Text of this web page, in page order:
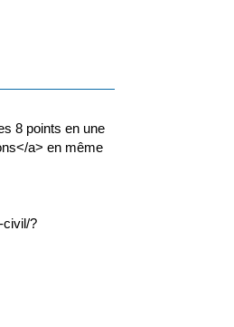
8 points en une
a> en même
civil/?